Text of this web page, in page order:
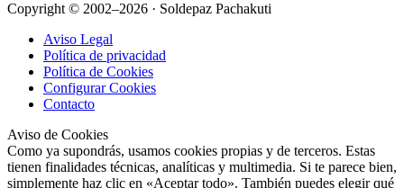
Copyright © 2002–2026 · Soldepaz Pachakuti
Aviso Legal
Política de privacidad
Política de Cookies
Configurar Cookies
Contacto
Aviso de Cookies
Como ya supondrás, usamos cookies propias y de terceros. Estas
tienen finalidades técnicas, analíticas y multimedia. Si te parece bien,
simplemente haz clic en «Aceptar todo». También puedes elegir qué